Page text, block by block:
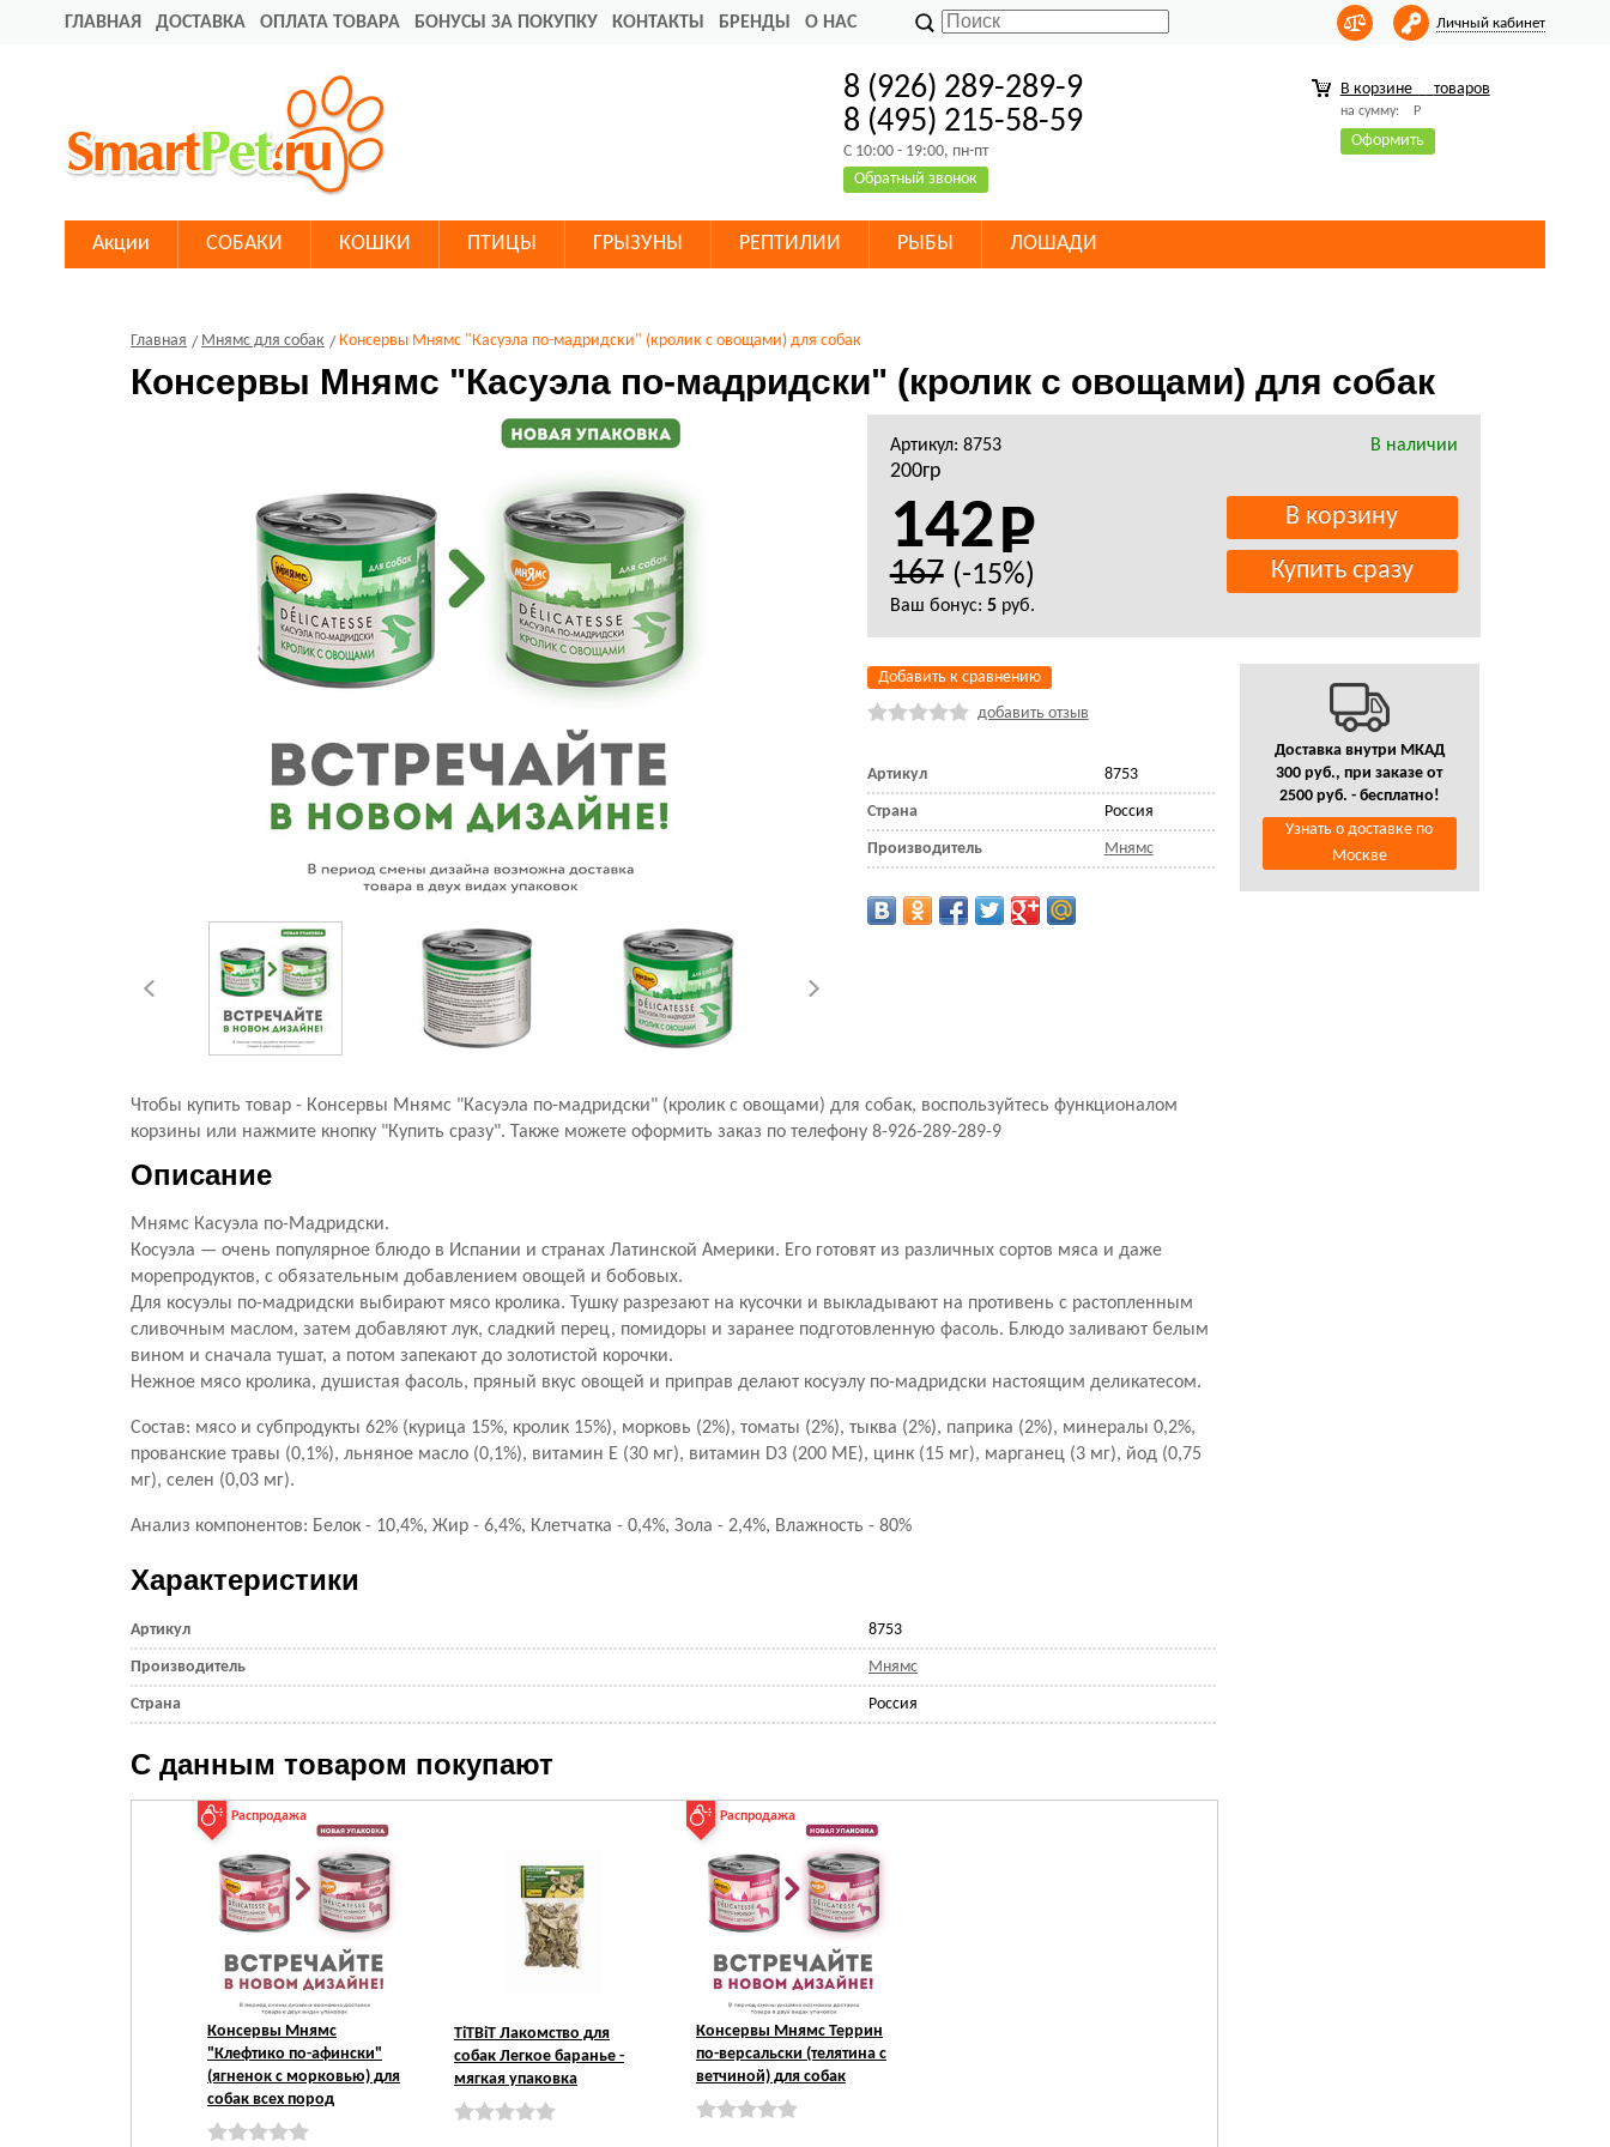
ГЛАВНАЯ ДОСТАВКА ОПЛАТА ТОВАРА БОНУСЫ ЗА ПОКУПКУ КОНТАКТЫ БРЕНДЫ О НАС Личный кабинет
8 (926) 289-289-9
8 (495) 215-58-59
C 10:00 - 19:00, пн-пт
Обратный звонок
В корзине товаров
на сумму: Р
Оформить
Акции СОБАКИ КОШКИ ПТИЦЫ ГРЫЗУНЫ РЕПТИЛИИ РЫБЫ ЛОШАДИ
Главная Мнямс для собак Консервы Мнямс "Касуэла по-мадридски" (кролик с овощами) для собак
Консервы Мнямс "Касуэла по-мадридски" (кролик с овощами) для собак
Артикул: 8753 В наличии
200гр
142
167 (-15%)
Ваш бонус: 5руб.
Добавить к сравнению
добавить отзыв
Артикул 8753
Страна Россия
Производитель Мнямс
Чтобы купить товар - Консервы Мнямс "Касуэла по-мадридски" (кролик с овощами) для собак, воспользуйтесь функционалом
корзины или нажмите кнопку "Купить сразу". Также можете оформить заказ по телефону 8-926-289-289-9
Описание
Мнямс Касуэла по-Мадридски.
Косуэла — очень популярное блюдо в Испании и странах Латинской Америки. Его готовят из различных сортов мяса и даже
морепродуктов, с обязательным добавлением овощей и бобовых.
Для косуэлы по-мадридски выбирают мясо кролика. Тушку разрезают на кусочки и выкладывают на противень с растопленным
сливочным маслом, затем добавляют лук, сладкий перец, помидоры и заранее подготовленную фасоль. Блюдо заливают белым
вином и сначала тушат, а потом запекают до золотистой корочки.
Нежное мясо кролика, душистая фасоль, пряный вкус овощей и приправ делают косуэлу по-мадридски настоящим деликатесом.
Состав: мясо и субпродукты 62% (курица 15%, кролик 15%), морковь (2%), томаты (2%), тыква (2%), паприка (2%), минералы 0,2%,
прованские травы (0,1%), льняное масло (0,1%), витамин Е (30 мг), витамин D3 (200 МЕ), цинк (15 мг), марганец (3 мг), йод (0,75
мг), селен (0,03 мг).
Анализ компонентов: Белок - 10,4%, Жир - 6,4%, Клетчатка - 0,4%, Зола - 2,4%, Влажность - 80%
Характеристики
Артикул 8753
Производитель Мнямс
Страна Россия
С данным товаром покупают
Распродажа
Консервы Мнямс
"Клефтико по-афински"
(ягненок с морковью) для
собак всех пород
TiTBiT Лакомство для
собак Легкое баранье -
мягкая упаковка
Распродажа
Консервы Мнямс Террин
по-версальски (телятина с
ветчиной) для собак
Доставка внутри МКАД
300 руб., при заказе от
2500 руб. - бесплатно!
Узнать о доставке по
Москве